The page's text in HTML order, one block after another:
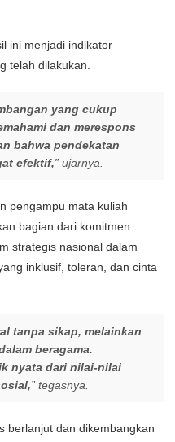
ini menjadi indikator
telah dilakukan.
yang cukup
dan merespons
bahwa pendekatan
efektif,” ujarnya.
pengampu mata kuliah
bagian dari komitmen
strategis nasional dalam
inklusif, toleran, dan cinta
tanpa sikap, melainkan
beragama.
nyata dari nilai-nilai
” tegasnya.
berlanjut dan dikembangkan